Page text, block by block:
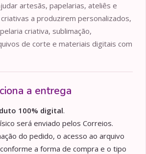
artesãs, papelarias, ateliês e
a produzirem personalizados,
criativa, sublimação,
de corte e materiais digitais com
a entrega
100% digital.
será enviado pelos Correios.
do pedido, o acesso ao arquivo
a forma de compra e o tipo